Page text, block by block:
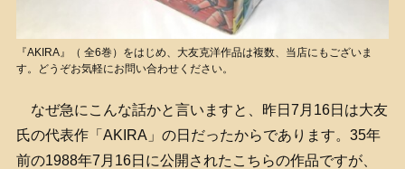
『AKIRA』（ 全6巻）をはじめ、大友克洋作品は複数、当店にもございま
す。どうぞお気軽にお問い合わせください。
なぜ急にこんな話かと言いますと、昨日7月16日は大友
氏の代表作「AKIRA」の日だったからであります。35年
前の1988年7月16日に公開されたこちらの作品ですが、